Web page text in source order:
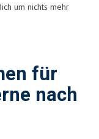
um nichts mehr
für
nach